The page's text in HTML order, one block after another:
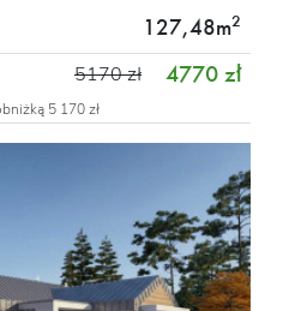
127,48m2
4770 zł
5170 zł
5 170 zł